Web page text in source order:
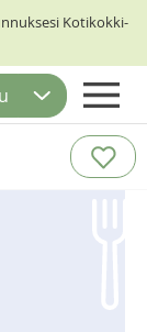
Kotikokki-